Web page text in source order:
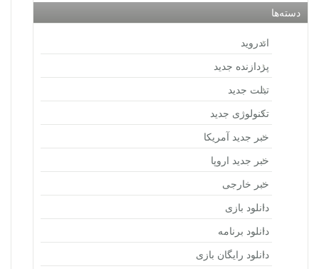
دسته‌ها
اندروید
پردازنده جدید
تبلت جدید
تکنولوژی جدید
خبر جدید آمریکا
خبر جدید اروپا
خبر خارجی
دانلود بازی
دانلود برنامه
دانلود رایگان بازی